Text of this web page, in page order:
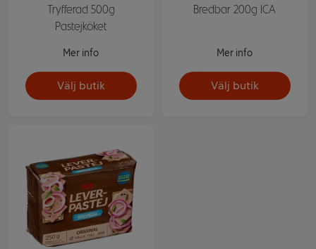
Tryfferad 500g
Pastejköket
Mer info
Välj butik
Bredbar 200g ICA
Mer info
Välj butik